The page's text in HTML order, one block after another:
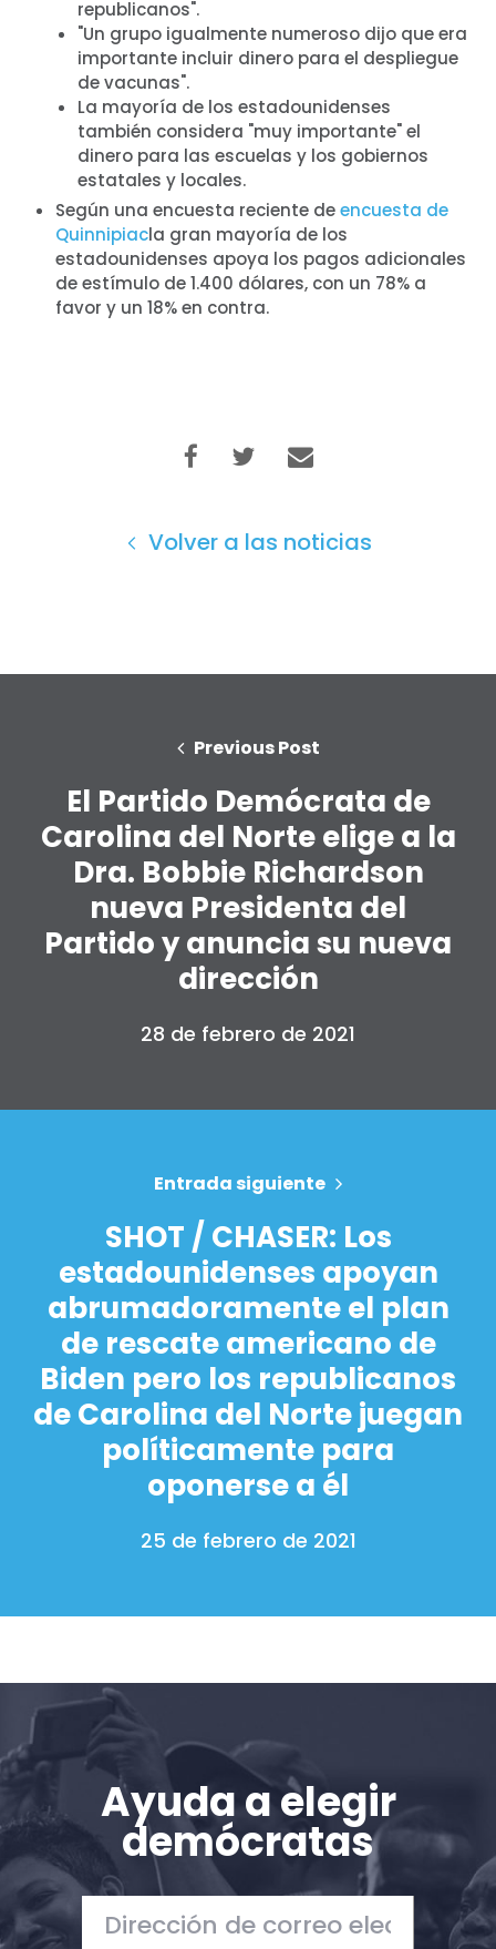
Shop
Take Back the Courts
Trabaja con nosotros
Pulse
Su fiesta
Acción
Vote
Donar
republicanos".
"Un grupo igualmente numeroso dijo que era
importante incluir dinero para el despliegue
de vacunas".
La mayoría de los estadounidenses
también considera "muy importante" el
dinero para las escuelas y los gobiernos
estatales y locales.
Según una encuesta reciente deencuesta de
Quinnipiacla gran mayoría de los
estadounidenses apoya los pagos adicionales
de estímulo de 1.400 dólares, con un 78% a
favor y un 18% en contra.
Volver a las noticias
Previous Post
El Partido Demócrata de
Carolina del Norte elige a la
Dra. Bobbie Richardson
nueva Presidenta del
Partido y anuncia su nueva
dirección
28 de febrero de 2021
Entrada siguiente
SHOT / CHASER: Los
estadounidenses apoyan
abrumadoramente el plan
de rescate americano de
Biden pero los republicanos
de Carolina del Norte juegan
políticamente para
oponerse a él
25 de febrero de 2021
Ayuda a elegir
demócratas